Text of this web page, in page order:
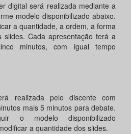
digital será realizada mediante a
modelo disponibilizado abaixo.
a quantidade, a ordem, a forma
Cada apresentação terá a
minutos, com igual tempo
realizada pelo discente com
mais 5 minutos para debate.
o modelo disponibilizado
a quantidade dos slides.